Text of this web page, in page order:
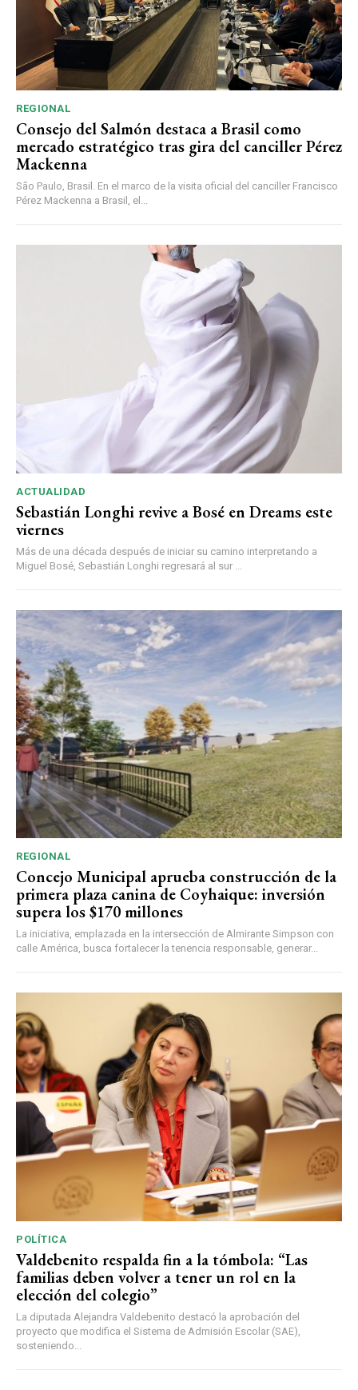
REGIONAL
Consejo del Salmón destaca a Brasil como
mercado estratégico tras gira del canciller Pérez
Mackenna
São Paulo, Brasil. En el marco de la visita oficial del canciller Francisco
Pérez Mackenna a Brasil, el...
ACTUALIDAD
Sebastián Longhi revive a Bosé en Dreams este
viernes
Más de una década después de iniciar su camino interpretando a
Miguel Bosé, Sebastián Longhi regresará al sur ...
REGIONAL
Concejo Municipal aprueba construcción de la
primera plaza canina de Coyhaique: inversión
supera los $170 millones
La iniciativa, emplazada en la intersección de Almirante Simpson con
calle América, busca fortalecer la tenencia responsable, generar...
POLÍTICA
Valdebenito respalda fin a la tómbola: “Las
familias deben volver a tener un rol en la
elección del colegio”
La diputada Alejandra Valdebenito destacó la aprobación del
proyecto que modifica el Sistema de Admisión Escolar (SAE),
sosteniendo...